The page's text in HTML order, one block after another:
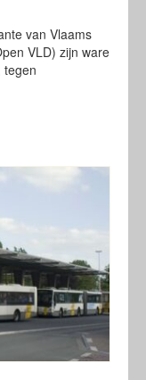
van Vlaams
VLD) zijn ware
tegen